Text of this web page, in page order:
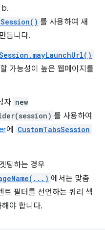
b.
를 사용하여 새
듭니다.
가능성이 높은 웹페이지를
자 new
를 사용하여
에 CustomTabsSession
팅하는 경우
에서는 맞춤
트 필터를 선언하는 쿼리 섹
야 합니다.